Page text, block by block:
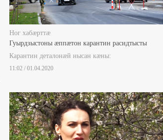
Ног хабæрттæ
Гуырдзыстоны æппæтон карантин расидтысты
Карантин деталонæй нысан кæны:
11:02 / 01.04.2020